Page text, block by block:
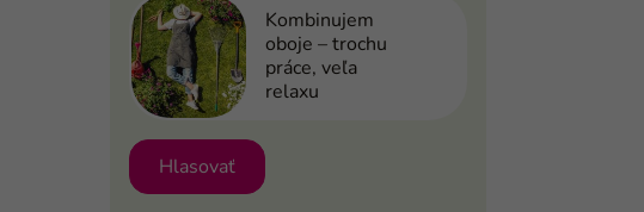
Kombinujem
oboje – trochu
práce, veľa
relaxu
Hlasovať